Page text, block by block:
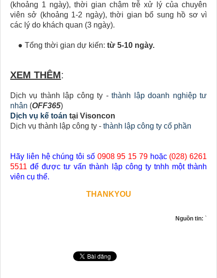
(khoảng 1 ngày), thời gian chậm trễ xử lý của chuyên
viên sở (khoảng 1-2 ngày), thời gian bổ sung hồ sơ vì
các lý do khách quan (3 ngày).
● Tổng thời gian dự kiến: từ 5-10 ngày.
XEM THÊM:
Dịch vụ thành lập công ty -thành lập doanh nghiệp tư
nhân (OFF365)
Dịch vụ kế toán tại Visoncon
Dịch vụ thành lập công ty - thành lập công ty cổ phần
Hãy liên hệ chúng tôi số 0908 95 15 79hoặc (028) 6261
5511 để được tư vấn thành lập công ty tnhh một thành
viên cụ thể.
THANKYOU
Nguồn tin: `